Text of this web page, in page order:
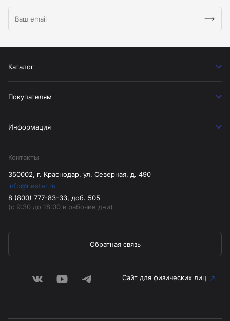
Каталог
Покупателям
Информация
Контакты
350002, г. Краснодар, ул. Северная, д. 490
info@riester.ru
8 (800) 777-83-33, доб. 505
(с 9:30 до 18:00 в рабочие дни)
Обратная связь
Сайт для физических лиц